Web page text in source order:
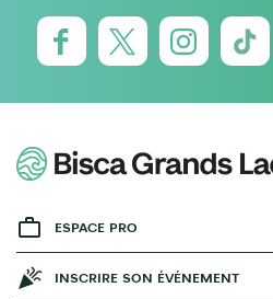
ESPACE PRO
INSCRIRE SON ÉVÉNEMENT